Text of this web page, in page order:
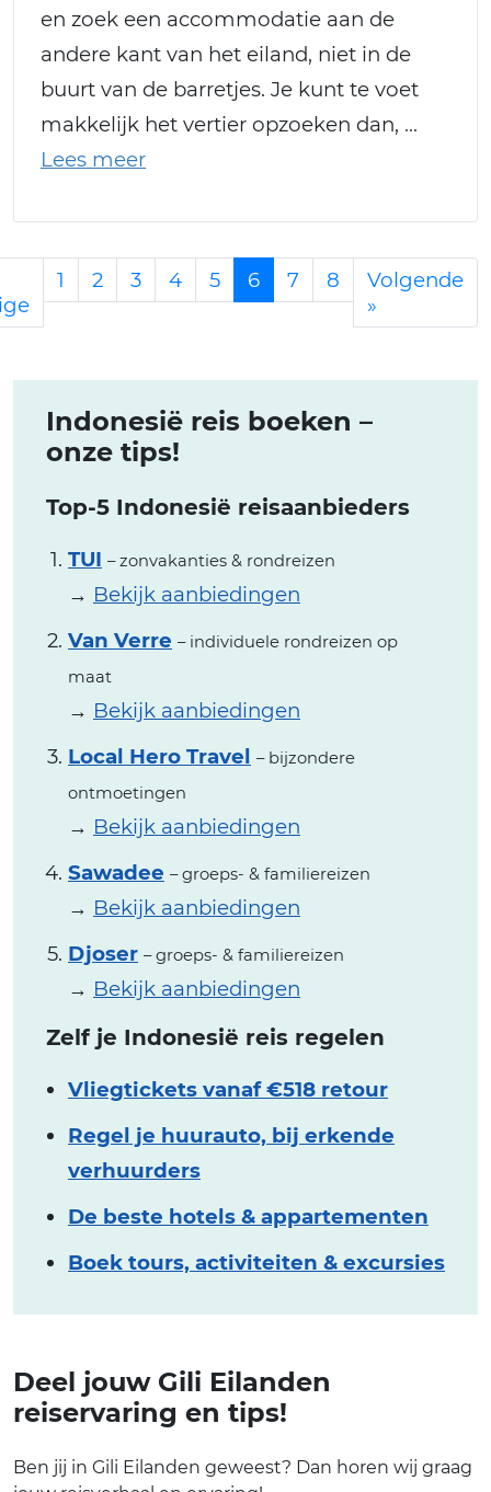
en zoek een accommodatie aan de
andere kant van het eiland, niet in de
buurt van de barretjes. Je kunt te voet
makkelijk het vertier opzoeken dan,
1 2 3 4 5 6 7 8
Volgende
»
Indonesië reis boeken –
onze tips!
Top-5 Indonesië reisaanbieders
TUI – zonvakanties & rondreizen
→ Bekijk aanbiedingen
Van Verre – individuele rondreizen op
maat
→ Bekijk aanbiedingen
Local Hero Travel – bijzondere
ontmoetingen
→ Bekijk aanbiedingen
Sawadee – groeps- & familiereizen
→ Bekijk aanbiedingen
Djoser – groeps- & familiereizen
→ Bekijk aanbiedingen
Zelf je Indonesië reis regelen
Vliegtickets vanaf €518 retour
Regel je huurauto, bij erkende
verhuurders
De beste hotels & appartementen
Boek tours, activiteiten & excursies
Deel jouw Gili Eilanden
reiservaring en tips!
Ben jij in Gili Eilanden geweest? Dan horen wij graag